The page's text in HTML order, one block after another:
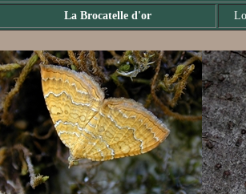
La Brocatelle d'or